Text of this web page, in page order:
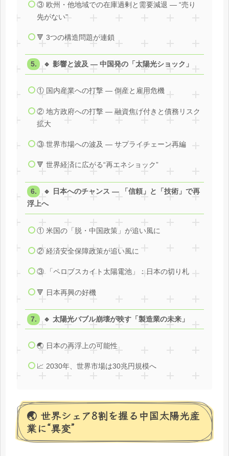
③ 欧州・他地域での在庫過剰と需要減退 ― “売り
先がない”
🔻 3つの構造問題が連鎖
🔹 影響と波及 ― 中国発の「太陽光ショック」
① 国内産業への打撃 ― 倒産と雇用危機
② 地方政府への打撃 ― 融資焦げ付きと債務リスク
拡大
③ 世界市場への波及 ― サプライチェーン再編
🔻 世界経済に広がる“再エネショック”
🔹 日本へのチャンス ― 「信頼」と「技術」で再
浮上へ
① 米国の「脱・中国政策」が追い風に
② 経済安全保障政策が追い風に
③ 「ペロブスカイト太陽電池」：日本の切り札
🔻 日本再興の好機
🔹 太陽光バブル崩壊が映す「製造業の未来」
🌏 日本の再浮上の可能性
📈 2030年、世界市場は30兆円規模へ
🌏 世界シェア8割を握る中国太陽光産
業に“異変”